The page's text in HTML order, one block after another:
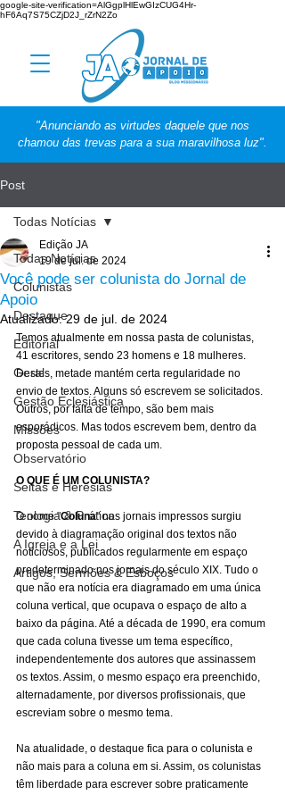
google-site-verification=AlGgplHlEwGIzCUG4Hr-
hF6Aq7S75CZjD2J_rZrN2Zo
"Anunciando as virtudes daquele que nos
chamou das trevas para a sua maravilhosa luz".
Post
Todas Notícias
Colunistas
Destaque
Editorial
Geral
Gestão Eclesiástica
Missões
Observatório
Seitas e Heresias
Teologia & Prática
A Igreja e a Lei
Artigos, Sermões & Esboços
Todas Notícias
Você pode ser colunista do Jornal de
Apoio
Edição JA
19 de jul. de 2024
Atualizado:29 de jul. de 2024
Temos atualmente em nossa pasta de colunistas,
41 escritores, sendo 23 homens e 18 mulheres.
Destes, metade mantém certa regularidade no
envio de textos. Alguns só escrevem se solicitados.
Outros, por falta de tempo, são bem mais
esporádicos. Mas todos escrevem bem, dentro da
proposta pessoal de cada um.
O QUE É UM COLUNISTA?
O nome "Coluna" nos jornais impressos surgiu
devido à diagramação original dos textos não
noticiosos, publicados regularmente em espaço
predeterminado nos jornais do século XIX. Tudo o
que não era notícia era diagramado em uma única
coluna vertical, que ocupava o espaço de alto a
baixo da página. Até a década de 1990, era comum
que cada coluna tivesse um tema específico,
independentemente dos autores que assinassem
os textos. Assim, o mesmo espaço era preenchido,
alternadamente, por diversos profissionais, que
escreviam sobre o mesmo tema.
Na atualidade, o destaque fica para o colunista e
não mais para a coluna em si. Assim, os colunistas
têm liberdade para escrever sobre praticamente